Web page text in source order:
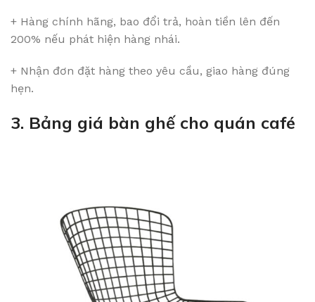
+ Hàng chính hãng, bao đổi trả, hoàn tiền lên đến
200% nếu phát hiện hàng nhái.
+ Nhận đơn đặt hàng theo yêu cầu, giao hàng đúng
hẹn.
3. Bảng giá bàn ghế cho quán café